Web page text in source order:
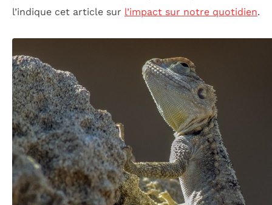
l’indique cet article sur l’impact sur notre quotidien.